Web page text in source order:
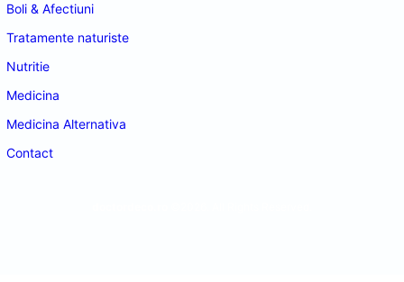
Boli & Afectiuni
Tratamente naturiste
Nutritie
Medicina
Medicina Alternativa
Contact